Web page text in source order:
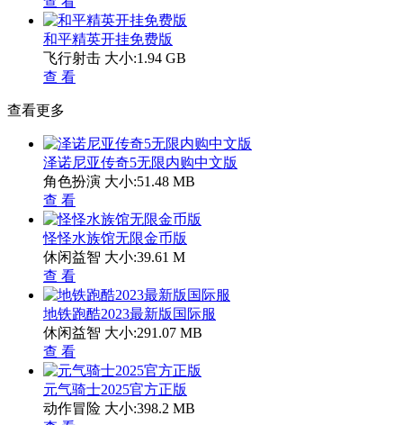
和平精英开挂免费版
飞行射击 大小:1.94 GB
查 看
查看更多
泽诺尼亚传奇5无限内购中文版
角色扮演 大小:51.48 MB
查 看
怪怪水族馆无限金币版
休闲益智 大小:39.61 M
查 看
地铁跑酷2023最新版国际服
休闲益智 大小:291.07 MB
查 看
元气骑士2025官方正版
动作冒险 大小:398.2 MB